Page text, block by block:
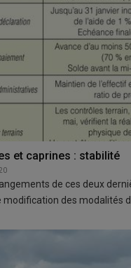
et caprines : stabilité
de ces deux
modification des modalités